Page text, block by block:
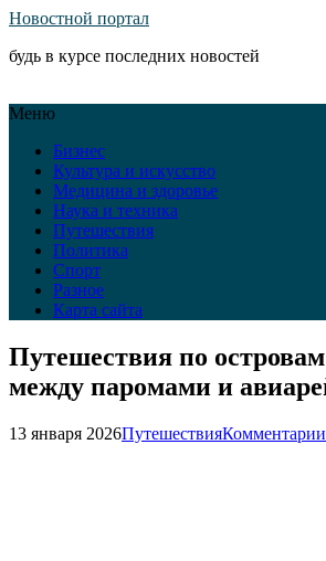
Новостной портал
будь в курсе последних новостей
Меню
Бизнес
Культура и искусство
Медицина и здоровье
Наука и техника
Путешествия
Политика
Спорт
Разное
Карта сайта
Путешествия по
между паромами и
13 января 2026Путешествия